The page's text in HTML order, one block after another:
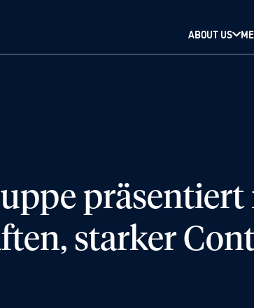
ABOUT US
präsentiert
starker